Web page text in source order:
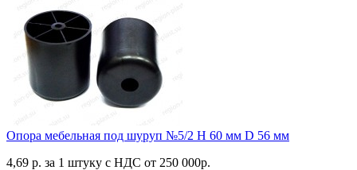
Опора мебельная под шуруп №5/2 H 60 мм D 56 мм
4,69 р. за 1 штуку c НДС от 250 000р.